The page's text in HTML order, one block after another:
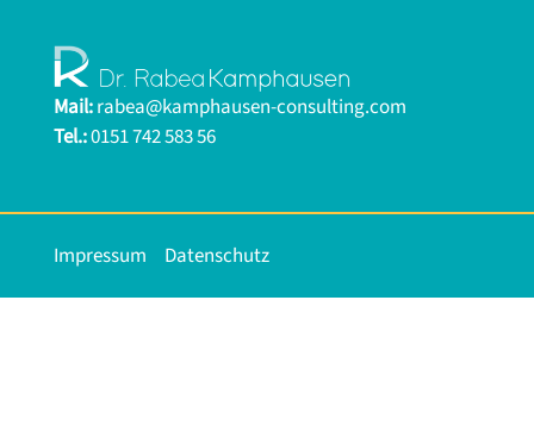
Mail:rabea@kamphausen-consulting.com
Tel.:0151 742 583 56
Impressum Datenschutz